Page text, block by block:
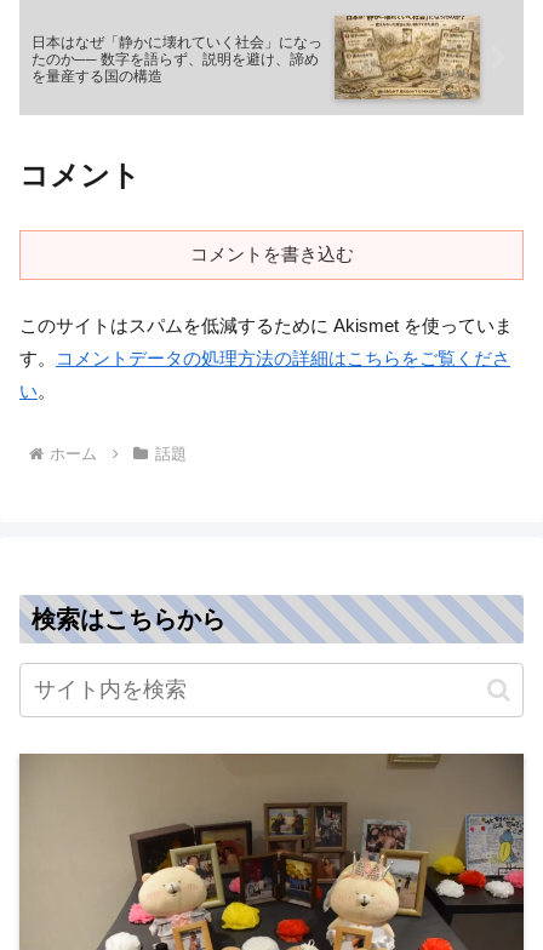
日本はなぜ「静かに壊れていく社会」になっ
たのか── 数字を語らず、説明を避け、諦め
を量産する国の構造
コメント
コメントを書き込む
このサイトはスパムを低減するために Akismet を使っていま
す。
コメントデータの処理方法の詳細はこちらをご覧くださ
い。
ホーム 話題
検索はこちらから